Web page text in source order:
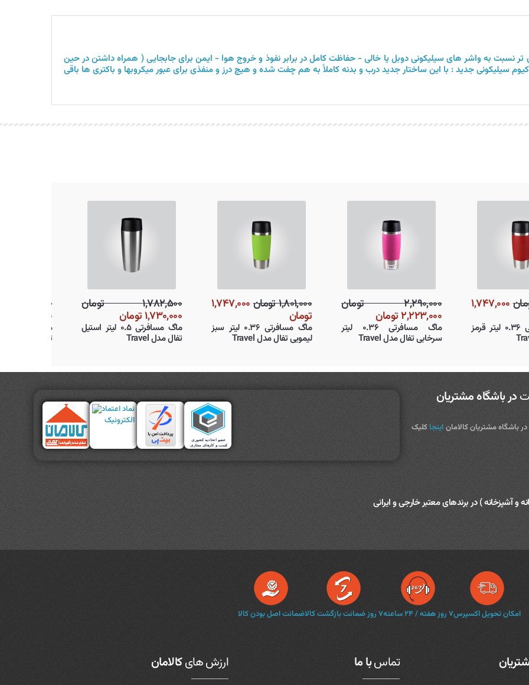
نسبت به واشر های سیلیکونی دوبل یا خالی - حفاظت کامل در برابر نفوذ و خروج هوا - ایمن برای جابجایی ( همراه داشتن در حین
سیلیکونی جدید : با این ساختار جدید درب و بدنه کاملاً به هم چفت شده و هیچ درز و منفذی برای عبور میکروبها و باکتری ها باقی
۱,۷۸۲,۵۰۰ تومان
۱,۷۳۰,۰۰۰ تومان
ماگ مسافرتی ۰.۵ لیتر استیل
۱,۸۰۱,۰۰۰ تومان ۱,۷۴۷,۰۰۰
ماگ مسافرتی ۰.۳۶ لیتر سبز
لیمویی تفال مدل Travel
۲,۲۹۰,۰۰۰ تومان
۲,۲۲۳,۰۰۰ تومان
ماگ مسافرتی ۰.۳۶ لیتر
سرخابی تفال مدل Travel
۱,۸۰۱,۰۰۰ تومان ۱,۷۴۷,۰۰۰
ماگ مسافرتی ۰.۳۶ لیتر قرمز
در باشگاه مشتریان
مشتریان کالامان اینجا کلیک
و آشپزخانه ) در برندهای معتبر خارجی و ایرانی
امکان تحویل اکسپرس۷ روز هفته / ۲۴ ساعته ۷ روز ضمانت بازگشت کالا ضمانت اصل بودن کالا
تماسبا ما ارزش هایکالامان